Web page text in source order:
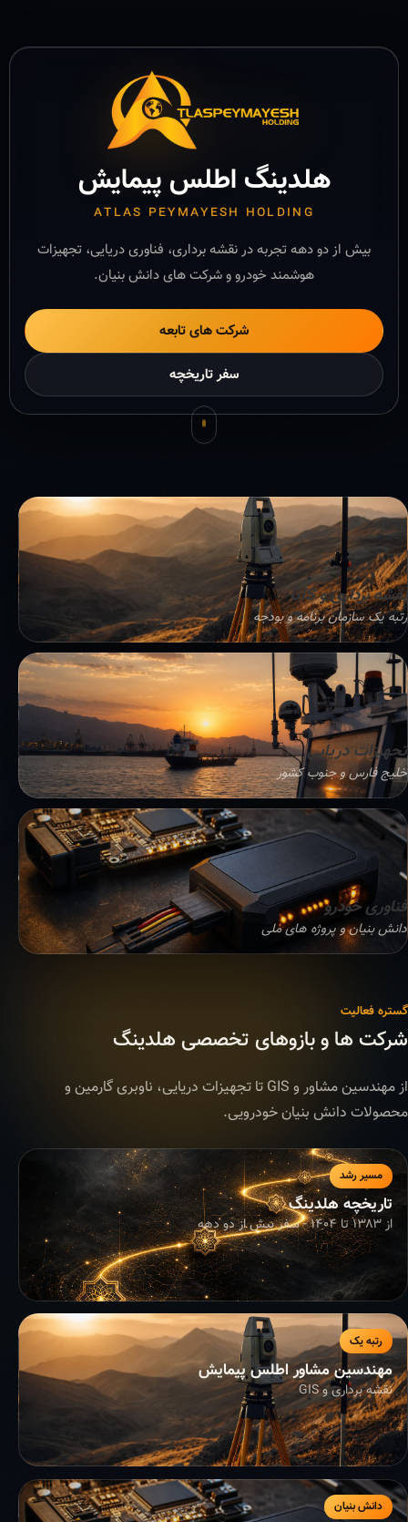
هلدینگ اطلس پیمایش
ATLAS PEYMAYESH HOLDING
بیش از دو دهه تجربه در نقشه برداری، فناوری دریایی، تجهیزات
هوشمند خودرو و شرکت های دانش بنیان.
شرکت های تابعه
سفر تاریخچه
نقشه برداری و GIS
رتبه یک سازمان برنامه و بودجه
تجهیزات دریایی
خلیج فارس و جنوب کشور
فناوری خودرو
دانش بنیان و پروژه های ملی
گستره فعالیت
شرکت ها و بازوهای تخصصی هلدینگ
از مهندسین مشاور و GIS تا تجهیزات دریایی، ناوبری گارمین و
محصولات دانش بنیان خودرویی.
مسیر رشد
تاریخچه هلدینگ
از ۱۳۸۳ تا ۱۴۰۴ - سفر بیش از دو دهه
رتبه یک
مهندسین مشاور اطلس پیمایش
نقشه برداری و GIS
دانش بنیان